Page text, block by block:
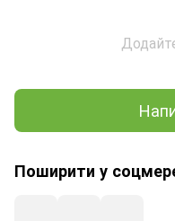
Поширити у